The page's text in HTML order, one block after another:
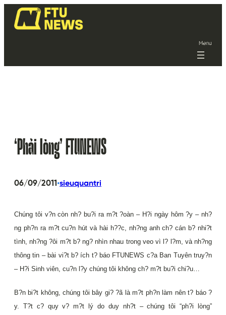
Menu
‘Phải lòng’ FTUNEWS
06/09/2011 •sieuquantri
Chúng tôi v?n còn nh? bu?i ra m?t ?oàn – H?i ngày hôm ?y – nh?
ng ph?n ra m?t cu?n hút và hài h??c, nh?ng anh ch? cán b? nhi?t
tình, nh?ng ?ôi m?t b? ng? nhìn nhau trong veo vì l? l?m, và nh?ng
thông tin – bài vi?t b? ích t? báo FTUNEWS c?a Ban Tuyên truy?n
– H?i Sinh viên, cu?n l?y chúng tôi không ch? m?t bu?i chi?u…
B?n bi?t không, chúng tôi bây gi? ?ã là m?t ph?n làm nên t? báo ?
y. T?t c? quy v? m?t lý do duy nh?t – chúng tôi “ph?i lòng”